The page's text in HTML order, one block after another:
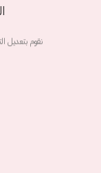
نقوم بتعديل